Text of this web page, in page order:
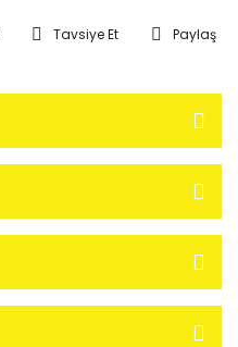
Tavsiye Et Paylaş